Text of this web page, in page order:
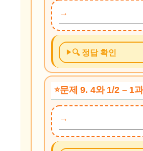
🔍 정답 확인
문제 9. 4와 1/2 – 1